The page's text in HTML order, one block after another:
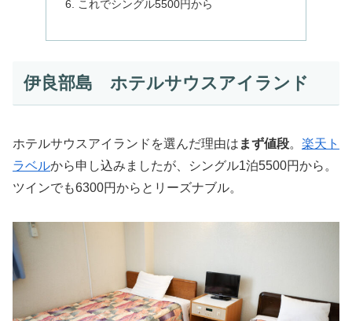
これでシングル5500円から
伊良部島 ホテルサウスアイランド
ホテルサウスアイランドを選んだ理由は まず値段。 楽天ト
ラベルから申し込みましたが、シングル1泊5500円から。
ツインでも6300円からとリーズナブル。